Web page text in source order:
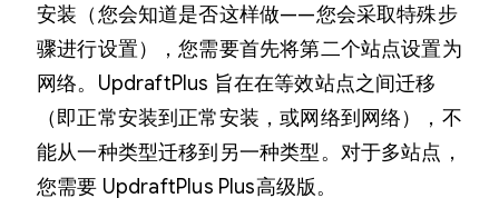
安装（您会知道是否这样做——您会采取特殊步
骤进行设置），您需要首先将第二个站点设置为
网络。UpdraftPlus 旨在在等效站点之间迁移
（即正常安装到正常安装，或网络到网络），不
能从一种类型迁移到另一种类型。对于多站点，
您需要 UpdraftPlus Plus高级版。